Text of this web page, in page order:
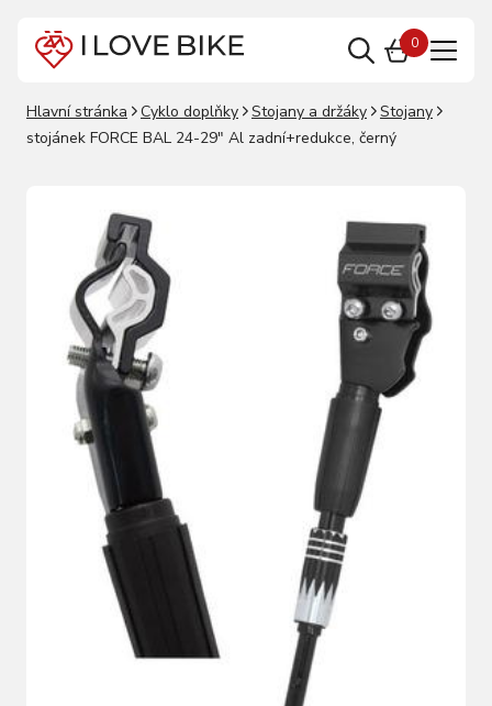
0
Hlavní stránka Cyklo doplňky Stojany a držáky
Stojany
stojánek FORCE BAL 24-29" Al zadní+redukce, černý